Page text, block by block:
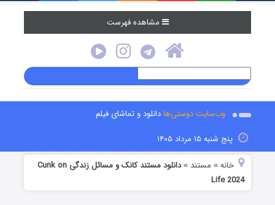
مشاهده فهرست
وب‌سایت دوستی‌هادانلود و تماشای فیلم
پنج شنبه ۱۵ مرداد ۱۴۰۵
خانه » مستند »
دانلود مستند کانک و مسائل زندگی Cunk on
Life 2024